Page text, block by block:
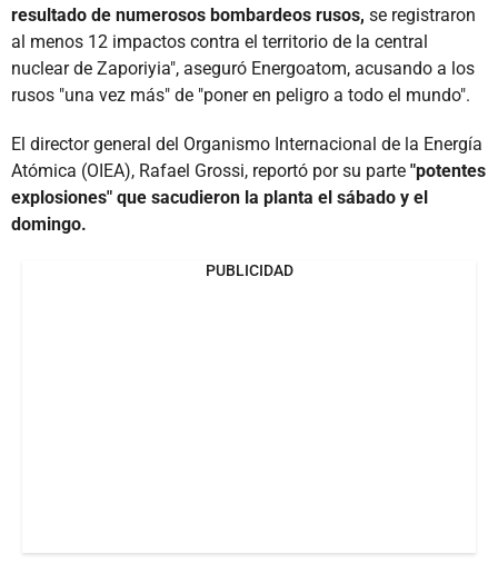
resultado de numerosos bombardeos rusos, se registraron
al menos 12 impactos contra el territorio de la central
nuclear de Zaporiyia", aseguró Energoatom, acusando a los
rusos "una vez más" de "poner en peligro a todo el mundo".
El director general del Organismo Internacional de la Energía
Atómica (OIEA), Rafael Grossi, reportó por su parte "potentes
explosiones" que sacudieron la planta el sábado y el
domingo.
PUBLICIDAD